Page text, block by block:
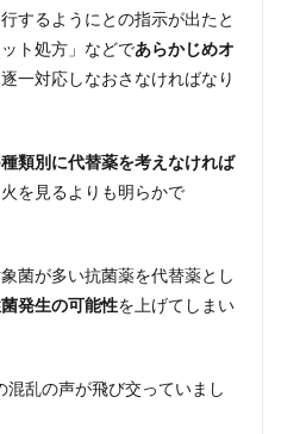
するようにとの指示が出たと
ト処方」などであらかじめオ
一対応しなおさなければなり
種類別に代替薬を考えなければ
を見るよりも明らかで
菌が多い抗菌薬を代替薬とし
発生の可能性を上げてしまい
乱の声が飛び交っていまし